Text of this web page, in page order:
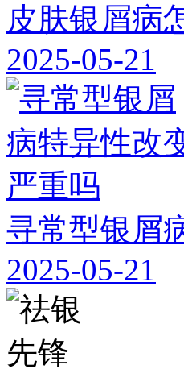
皮肤银屑病
2025-05-21
寻常型银屑
2025-05-21